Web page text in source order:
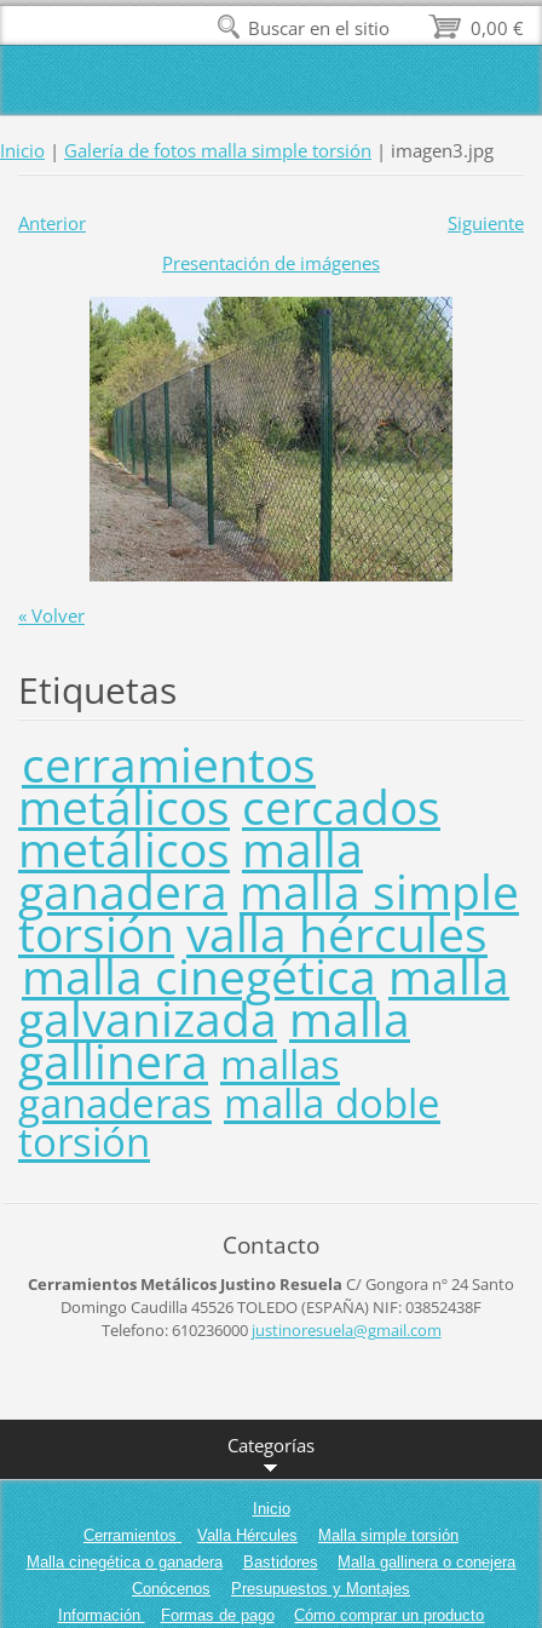
Inicio | Galería de fotos malla simple torsión | imagen3.jpg
Anterior
Siguiente
Presentación de imágenes
« Volver
Etiquetas
cerramientos
metálicoscercados
metálicosmalla
ganadera malla simple
torsiónvalla hércules
malla cinegéticamalla
galvanizadamalla
gallinera mallas
ganaderas malla doble
torsión
Contacto
Cerramientos Metálicos Justino Resuela C/ Gongora nº 24Santo
Domingo Caudilla 45526TOLEDO (ESPAÑA) NIF: 03852438F
Telefono: 610236000 justinoresuela@gmail.com
Categorías
Inicio
Cerramientos
Valla Hércules
Malla simple torsión
Malla cinegética o ganadera
Bastidores
Malla gallinera o conejera
Conócenos
Presupuestos y Montajes
Información
Formas de pago Cómo comprar un producto
0,00 €
Buscar en el sitio